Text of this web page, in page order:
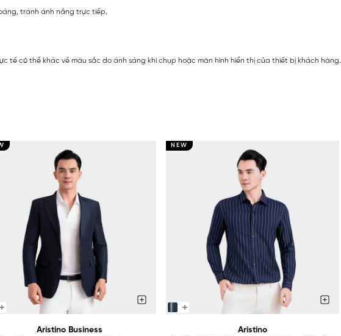
tránh ánh nắng trực tiếp.
tế có thể khác về màu sắc do ánh sáng khi chụp hoặc màn hình hiển thị của thiết bị khách hàng.
Aristino Business
NEW
Aristino